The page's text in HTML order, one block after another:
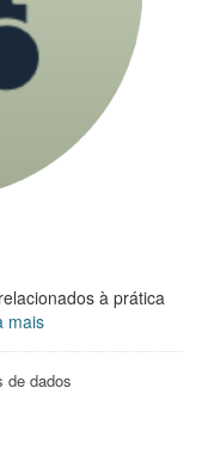
à prática
mais
de dados